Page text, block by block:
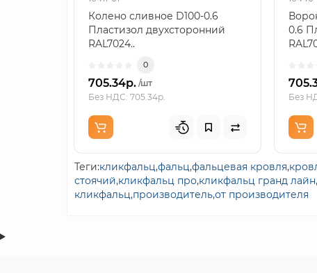
Колено сливное D100-0.6
Пластизол двухсторонний
RAL7024..
0
705.34р. /шт
Без НДС: 705.34р.
0.6
Без
Теги:кликфальц,фальц,фальцевая кровля,
стоячий,кликфальц про,кликфальц гранд лайн,
кликфальц,производитель,от производителя